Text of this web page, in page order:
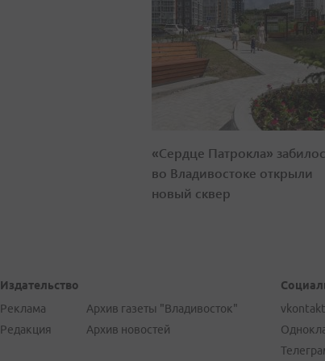
«Сердце Патрокла»
во Владивостоке открыли
новый сквер
Издательство
Реклама
Редакция
Архив газеты "Владивосток"
Архив новостей